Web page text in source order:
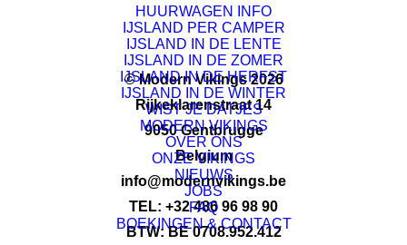
HUURWAGEN INFO
IJSLAND PER CAMPER
IJSLAND IN DE LENTE
IJSLAND IN DE ZOMER
IJSLAND IN DE HERFST
IJSLAND IN DE WINTER
WIST JE DATJES
MODERN VIKINGS
OVER ONS
ONZE VIKINGS
NIEUWS
JOBS
FAQ
BOEKINGEN & CONTACT
© Modern Vikings 2026
Rijkeklarenstraat 14
9050 Gentbrugge
Belgium
info@modernvikings.be
TEL: +32 486 96 98 90
BTW: BE 0708.952.412